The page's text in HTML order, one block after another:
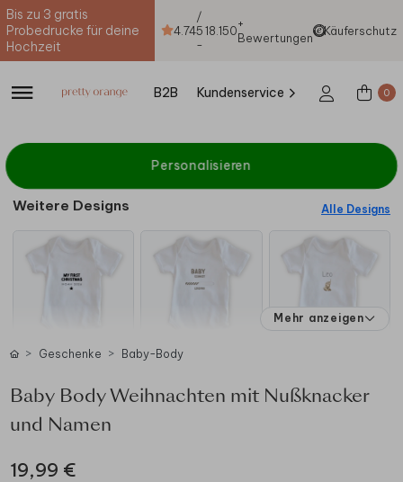
Bis zu 3 gratis
Probedrucke für deine
Hochzeit
4.74
/
5
-
18.150+
Bewertungen
Käuferschutz
B2B Kundenservice 0
Personalisieren
Weitere Designs Alle Designs
Mehr anzeigen
Geschenke Baby-Body
Baby Body Weihnachten mit Nußknacker
und Namen
19,99 €